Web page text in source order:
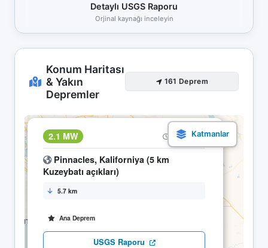
Detaylı USGS Raporu
Orjinal kaynağı inceleyin
Konum Haritası
& Yakın
Depremler
161 Deprem
2.1 MW 04.05 04:22
Pinnacles, Kaliforniya (5 km
Kuzeybatı açıkları)
5.7 km
Ana Deprem
USGS Raporu
×